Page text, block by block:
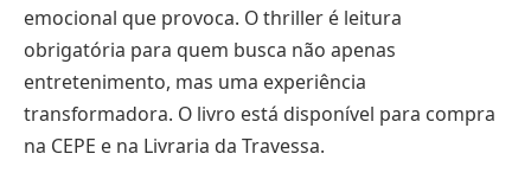
emocional que provoca. O thriller é leitura
obrigatória para quem busca não apenas
entretenimento, mas uma experiência
transformadora. O livro está disponível para compra
na CEPE e na Livraria da Travessa.